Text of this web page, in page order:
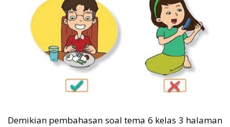
Demikian pembahasan soal tema 6 kelas 3 halaman